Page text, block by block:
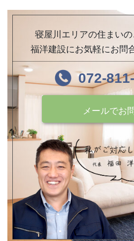
寝屋川エリアの住まいの
福洋建設にお気軽にお問
072-
メールでお